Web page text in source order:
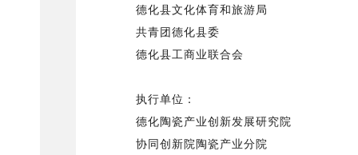
德化县文化体育和旅游局
共青团德化县委
德化县工商业联合会
执行单位：
德化陶瓷产业创新发展研究院
协同创新院陶瓷产业分院